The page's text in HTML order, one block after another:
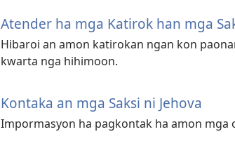
Atender ha mga Katirok han mga
Hibaroi an amon katirokan ngan kon
kwarta nga hihimoon.
Kontaka an mga Saksi ni Jehova
Impormasyon ha pagkontak ha amon mga